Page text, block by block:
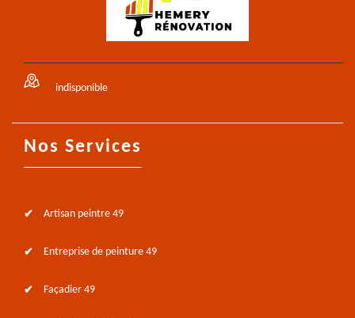
indisponible
Nos Services
Artisan peintre 49
Entreprise de peinture 49
Façadier 49